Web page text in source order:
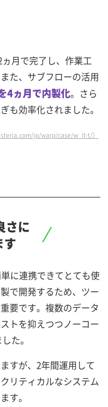
月で完了し、作業工
た、サブフローの活用
4ヵ月で内製化。さら
も効率化されました。
jp/warp/case/w_it-t/）
さに
す
に連携できてとても使
で開発するため、ツー
要です。複数のデータ
トを抑えつつノーコー
た。
すが、2年間運用して
リティカルなシステム
す。